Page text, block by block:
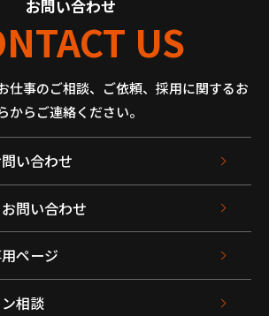
お問い合わせ
US
仕事のご相談、ご依頼、採用に関するお
からご連絡ください。
い合わせ
問い合わせ
ページ
相談